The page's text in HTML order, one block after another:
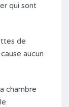
qui sont
de
aucun
chambre